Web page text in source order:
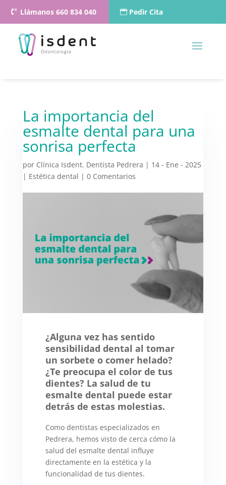
Llámanos 660 834 040 Pedir Cita
La importancia del
esmalte dental para una
sonrisa perfecta
por Clínica Isdent. Dentista Pedrera | 14 - Ene - 2025
| Estética dental | 0 Comentarios
¿Alguna vez has sentido
sensibilidad dental al tomar
un sorbete o comer helado?
¿Te preocupa el color de tus
dientes? La salud de tu
esmalte dental puede estar
detrás de estas molestias.
Como dentistas especializados en
Pedrera, hemos visto de cerca cómo la
salud del esmalte dental influye
directamente en la estética y la
funcionalidad de tus dientes.